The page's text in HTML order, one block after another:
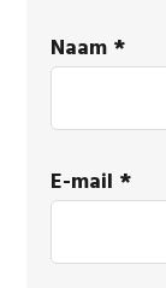
Naam *
E-mail *